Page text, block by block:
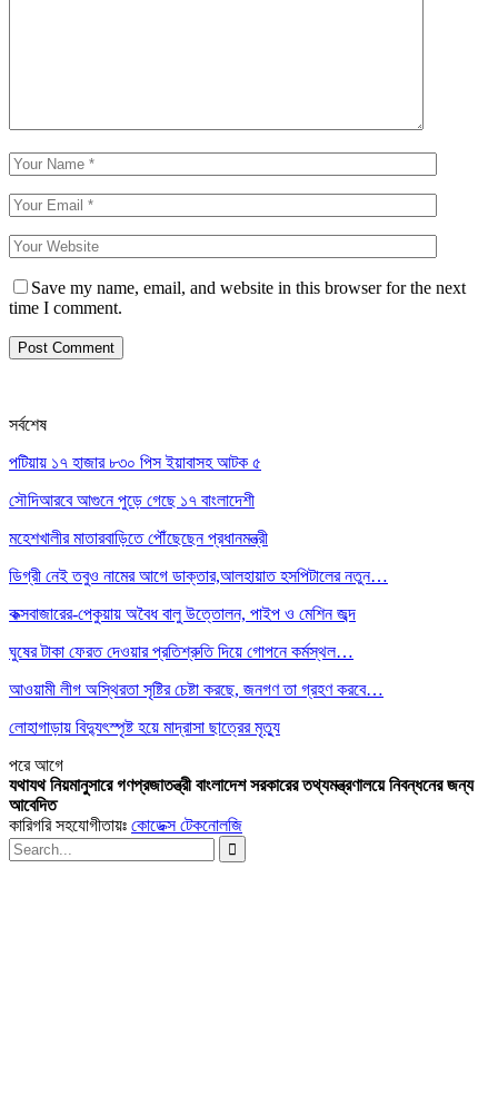
Save my name, email, and website in this browser for the next
time I comment.
সর্বশেষ
পটিয়ায় ১৭ হাজার ৮৩০ পিস ইয়াবাসহ আটক ৫
সৌদিআরবে আগুনে পুড়ে গেছে ১৭ বাংলাদেশী
মহেশখালীর মাতারবাড়িতে পৌঁছেছেন প্রধানমন্ত্রী
ডিগ্রী নেই তবুও নামের আগে ডাক্তার,আলহায়াত হসপিটালের নতুন…
কক্সবাজারের-পেকুয়ায় অবৈধ বালু উত্তোলন, পাইপ ও মেশিন জব্দ
ঘুষের টাকা ফেরত দেওয়ার প্রতিশ্রুতি দিয়ে গোপনে কর্মস্থল…
আওয়ামী লীগ অস্থিরতা সৃষ্টির চেষ্টা করছে, জনগণ তা গ্রহণ করবে…
লোহাগাড়ায় বিদ্যুৎস্পৃষ্ট হয়ে মাদ্রাসা ছাত্রের মৃত্যু
পরেআগে
যথাযথ নিয়মানুসারে গণপ্রজাতন্ত্রী বাংলাদেশ সরকারের তথ্যমন্ত্রণালয়ে নিবন্ধনের জন্য
আবেদিত
কারিগরি সহযোগীতায়ঃ কোডেক্স টেকনোলজি